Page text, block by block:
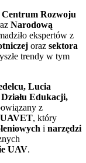
Rozwoju
Narodową
ekspertów z
oraz sektora
trendy w tym
Lucia
Edukacji,
z
, który
i narzędzi
UAV.